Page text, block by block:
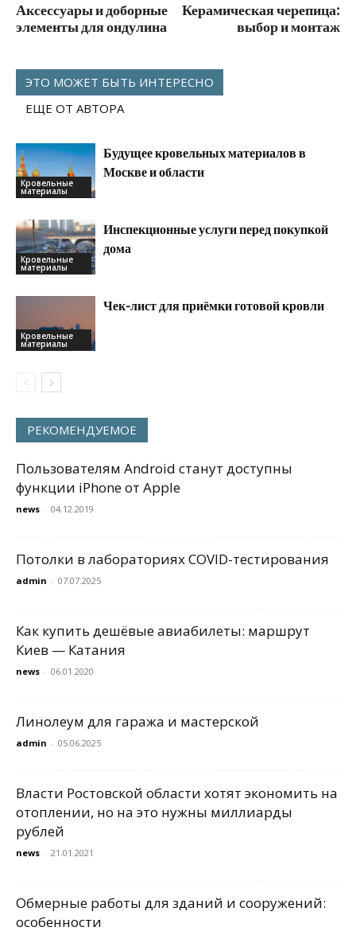
Аксессуары и доборные
элементы для ондулина
Керамическая черепица:
выбор и монтаж
ЭТО МОЖЕТ БЫТЬ ИНТЕРЕСНО
ЕЩЕ ОТ АВТОРА
Кровельные
материалы
Будущее кровельных материалов в
Москве и области
Кровельные
материалы
Инспекционные услуги перед покупкой
дома
Кровельные
материалы
Чек-лист для приёмки готовой кровли
РЕКОМЕНДУЕМОЕ
Пользователям Android станут доступны
функции iPhone от Apple
news - 04.12.2019
Потолки в лабораториях COVID-тестирования
admin - 07.07.2025
Как купить дешёвые авиабилеты: маршрут
Киев — Катания
news - 06.01.2020
Линолеум для гаража и мастерской
admin - 05.06.2025
Власти Ростовской области хотят экономить на
отоплении, но на это нужны миллиарды
рублей
news - 21.01.2021
Обмерные работы для зданий и сооружений:
особенности